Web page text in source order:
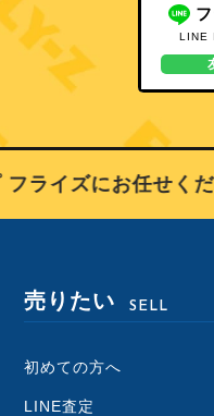
LINE
イズにお任せくだ
売りたい SELL
初めての方へ
LINE査定